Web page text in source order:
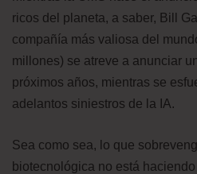
ricos del planeta, a saber, Bill
compañía más valiosa del
millones) se atreve a anunciar
próximos años, mientras se
adelantos siniestros de la IA.
Sea como sea, lo que
biotecnológica no está